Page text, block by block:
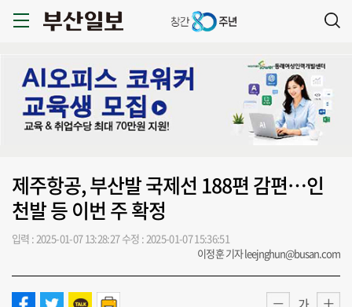
제주항공, 부산발 국제선 188편 감편…인
천발 등 이번 주 확정
입력 : 2025-01-07 13:28:27수정 : 2025-01-07 15:36:51
이정훈 기자 leejnghun@busan.com